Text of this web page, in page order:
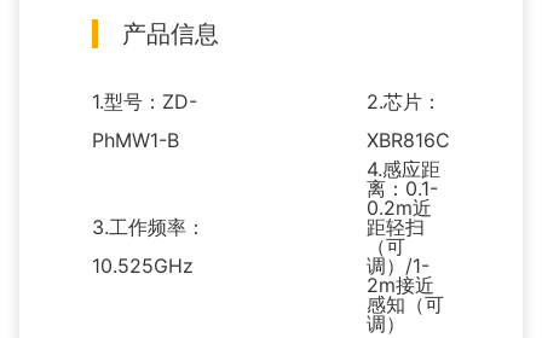
产品信息
1.型号：ZD-
PhMW1-B
2.芯片：
XBR816C
3.工作频率：
10.525GHz
4.感应距
离：0.1-
0.2m近
距轻扫
（可
调）/1-
2m接近
感知（可
调）